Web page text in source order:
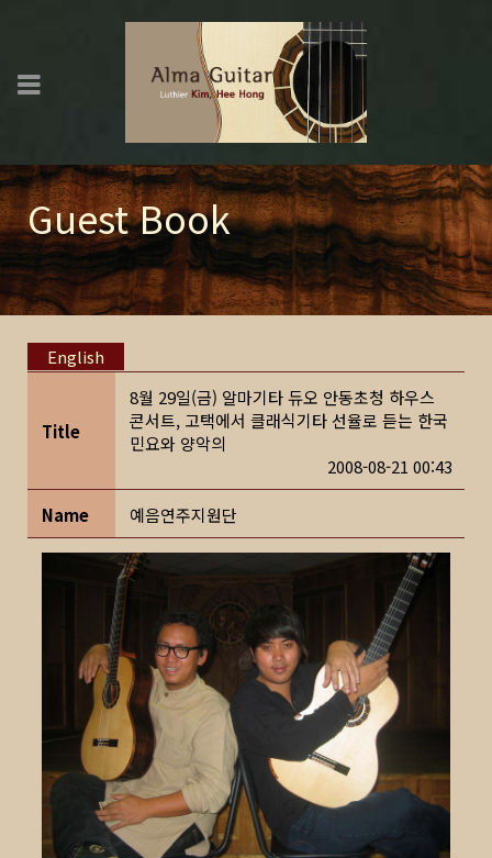
Guest Book
English
Title
8월 29일(금) 알마기타 듀오 안동초청 하우스
콘서트, 고택에서 클래식기타 선율로 듣는 한국
민요와 양악의
2008-08-21 00:43
Name 예음연주지원단